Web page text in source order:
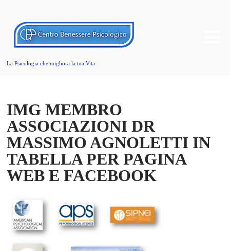
La Psicologia che migliora la tua Vita
IMG MEMBRO
ASSOCIAZIONI DR
MASSIMO AGNOLETTI IN
TABELLA PER PAGINA
WEB E FACEBOOK